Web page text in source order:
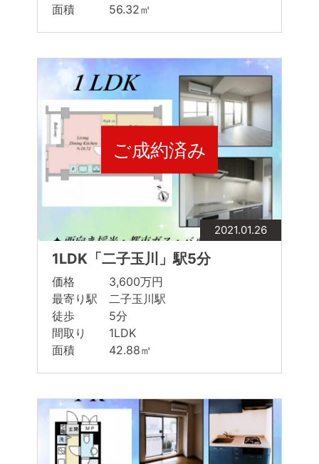
面積 56.32㎡
ご成約済み
2021.01.26
1LDK「二子玉川」駅5分
価格 3,600万円
最寄り駅 二子玉川駅
徒歩 5分
間取り 1LDK
面積 42.88㎡